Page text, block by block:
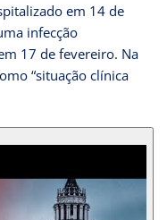
em 14 de
infecção
17 de fevereiro. Na
“situação clínica